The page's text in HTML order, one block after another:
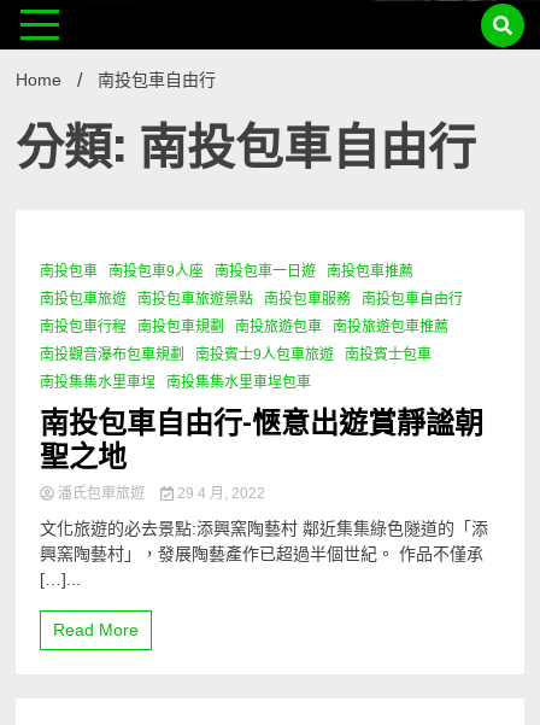
Home 南投包車自由行
分類: 南投包車自由行
1 Minute
南投包車 南投包車9人座 南投包車一日遊
南投包車推薦
南投包車旅遊
南投包車旅遊景點 南投包車服務
南投包車自由行
南投包車行程
南投包車規劃 南投旅遊包車
南投旅遊包車推薦
南投觀音瀑布包車規劃
南投賓士9人包車旅遊
南投賓士包車
南投集集水里車埕
南投集集水里車埕包車
南投包車自由行-愜意出遊賞靜謐朝
聖之地
潘氏包車旅遊 29 4 月, 2022
文化旅遊的必去景點:添興窯陶藝村 鄰近集集綠色隧道的「添
興窯陶藝村」，發展陶藝產作已超過半個世紀。 作品不僅承
[…]...
Read More